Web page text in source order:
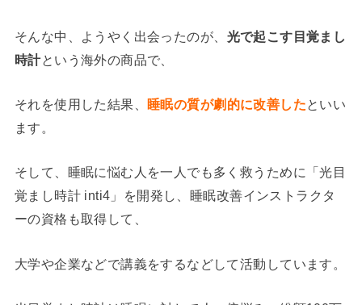
そんな中、ようやく出会ったのが、 光で起こす目覚まし
時計という海外の商品で、
それを使用した結果、 睡眠の質が劇的に改善したといい
ます。
そして、睡眠に悩む人を一人でも多く救うために「光目
覚まし時計 inti4」を開発し、睡眠改善インストラクタ
ーの資格も取得して、
大学や企業などで講義をするなどして活動しています。